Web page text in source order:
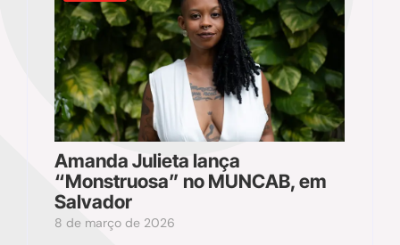
Amanda Julieta lança
“Monstruosa” no MUNCAB, em
Salvador
8 de março de 2026